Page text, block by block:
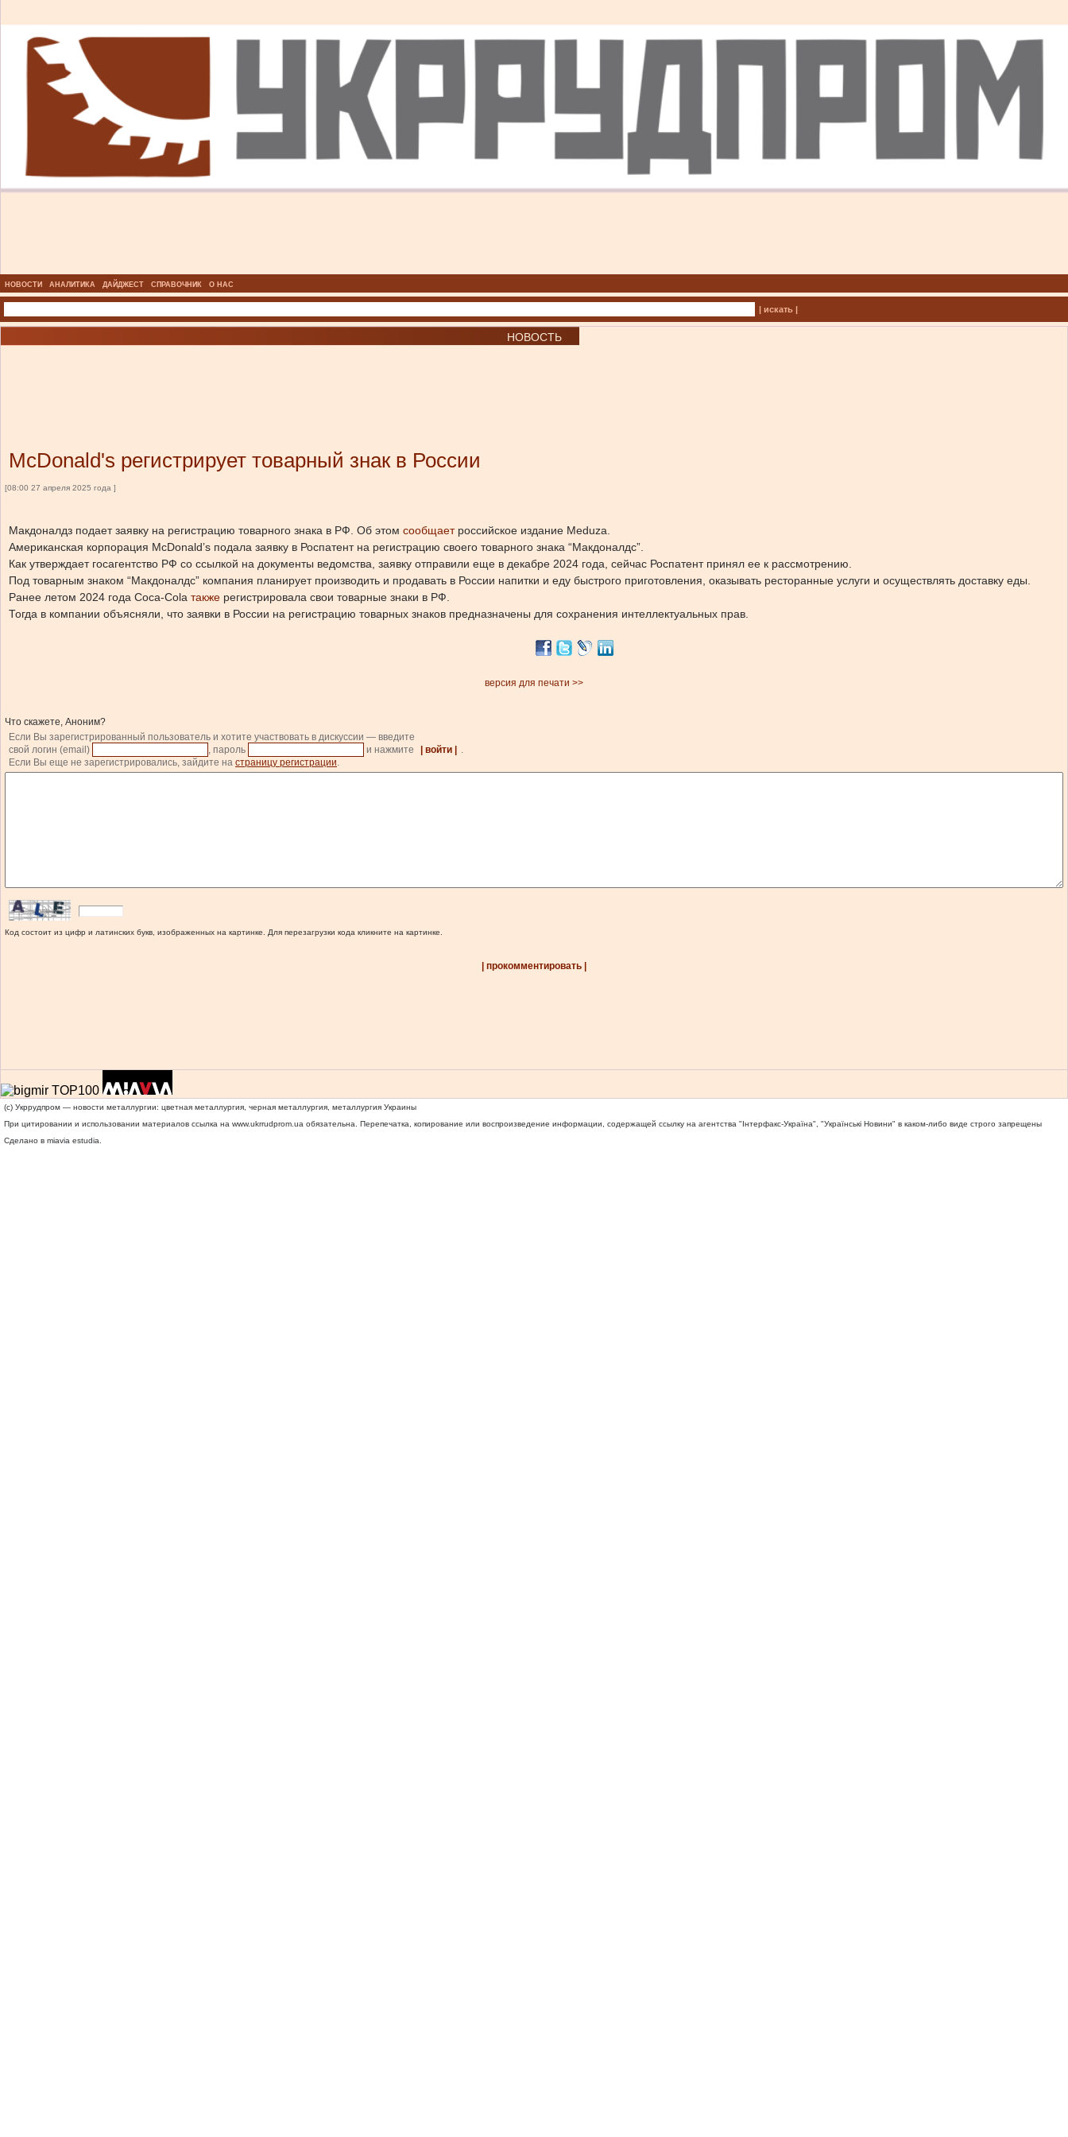
НОВОСТИ АНАЛИТИКА ДАЙДЖЕСТ СПРАВОЧНИК О НАС
| искать |
НОВОСТЬ
McDonald's регистрирует товарный знак в России
[08:00 27 апреля 2025 года ]
Макдоналдз подает заявку на регистрацию товарного знака в РФ. Об этом сообщает российское издание Meduza.
Американская корпорация McDonaldʼs подала заявку в Роспатент на регистрацию своего товарного знака “Макдоналдс”.
Как утверждает госагентство РФ со ссылкой на документы ведомства, заявку отправили еще в декабре 2024 года, сейчас Роспатент принял ее к рассмотрению.
Под товарным знаком “Макдоналдс” компания планирует производить и продавать в России напитки и еду быстрого приготовления, оказывать ресторанные услуги и осуществлять доставку еды.
Ранее летом 2024 года Coca-Cola также регистрировала свои товарные знаки в РФ.
Тогда в компании объясняли, что заявки в России на регистрацию товарных знаков предназначены для сохранения интеллектуальных прав.
версия для печати >>
Что скажете, Аноним?
Если Вы зарегистрированный пользователь и хотите участвовать в дискуссии — введите
свой логин (email)
, пароль и нажмите | войти |
.
Если Вы еще не зарегистрировались, зайдите на страницу регистрации.
Код состоит из цифр и латинских букв, изображенных на картинке. Для перезагрузки кода кликните на картинке.
| прокомментировать |
(c) Укррудпром — новости металлургии: цветная металлургия, черная металлургия, металлургия Украины
При цитировании и использовании материалов ссылка на www.ukrrudprom.ua обязательна. Перепечатка, копирование или воспроизведение информации, содержащей ссылку на агентства "Iнтерфакс-Україна", "Українськi Новини" в каком-либо виде строго запрещены
Сделано в miavia estudia.